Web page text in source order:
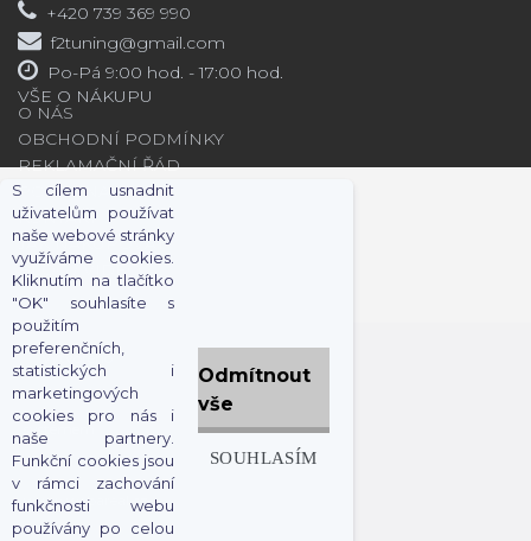
S cílem usnadnit
uživatelům používat
naše webové stránky
využíváme cookies.
Kliknutím na tlačítko
"OK" souhlasíte s
použitím
preferenčních,
statistických i
marketingových
cookies pro nás i
naše partnery.
Funkční cookies jsou
v rámci zachování
funkčnosti webu
používány po celou
Odmítnout
vše
SOUHLASÍM
+420 739 369 990
f2tuning@gmail.com
Po-Pá 9:00 hod. - 17:00 hod.
VŠE O NÁKUPU
O NÁS
OBCHODNÍ PODMÍNKY
REKLAMAČNÍ ŘÁD
PORADNA
KONTAKT
JAK NAKUPOVAT
BLOG / VIDEO
Vytvořeno
systémem
www.webareal.cz